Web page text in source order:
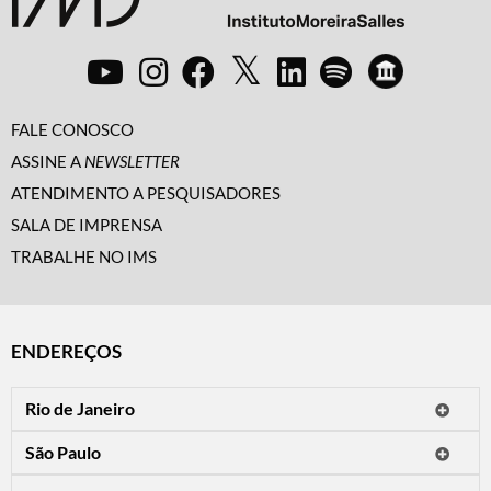
FALE CONOSCO
ASSINE A NEWSLETTER
ATENDIMENTO A PESQUISADORES
SALA DE IMPRENSA
TRABALHE NO IMS
ENDEREÇOS
Rio de Janeiro
Horário de visitação: a programação do IMS no Rio de Janeiro será
São Paulo